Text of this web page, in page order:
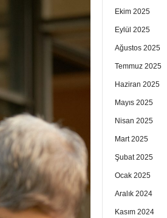
Ekim 2025
Eylül 2025
Ağustos 2025
Temmuz 2025
Haziran 2025
Mayıs 2025
Nisan 2025
Mart 2025
Şubat 2025
Ocak 2025
Aralık 2024
Kasım 2024